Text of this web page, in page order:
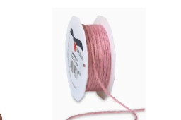
Prix 8,50€